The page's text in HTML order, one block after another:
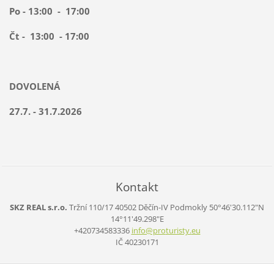
Po - 13:00 - 17:00
Čt - 13:00 - 17:00
DOVOLENÁ
27.7. - 31.7.2026
Kontakt
SKZ REAL s.r.o. Tržní 110/1740502 Děčín-IV Podmokly 50°46'30.112"N
14°11'49.298"E
+420734583336 info@proturisty.eu
IČ 40230171